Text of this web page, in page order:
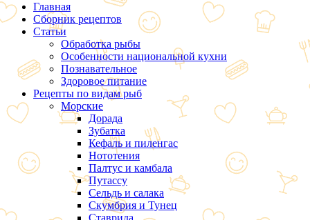
Главная
Сборник рецептов
Статьи
Обработка рыбы
Особенности национальной кухни
Познавательное
Здоровое питание
Рецепты по видам рыб
Морские
Дорада
Зубатка
Кефаль и пиленгас
Нототения
Палтус и камбала
Путассу
Сельдь и салака
Скумбрия и Тунец
Ставрида